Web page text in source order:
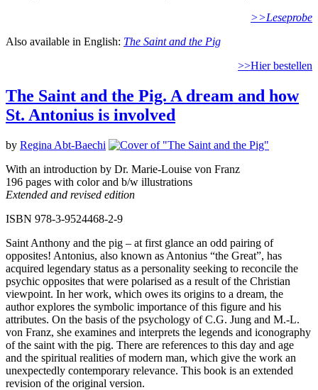
>>Leseprobe
Also available in English: The Saint and the Pig
>>Hier bestellen
The Saint and the Pig. A dream and how
St. Antonius is involved
by Regina Abt-Baechi
With an introduction by Dr. Marie-Louise von Franz
196 pages with color and b/w illustrations
Extended and revised edition
ISBN 978-3-9524468-2-9
Saint Anthony and the pig – at first glance an odd pairing of
opposites! Antonius, also known as Antonius “the Great”, has
acquired legendary status as a personality seeking to reconcile the
psychic opposites that were polarised as a result of the Christian
viewpoint. In her work, which owes its origins to a dream, the
author explores the symbolic importance of this figure and his
attributes. On the basis of the psychology of C.G. Jung and M.-L.
von Franz, she examines and interprets the legends and iconography
of the saint with the pig. There are references to this day and age
and the spiritual realities of modern man, which give the work an
unexpectedly contemporary relevance. This book is an extended
revision of the original version.